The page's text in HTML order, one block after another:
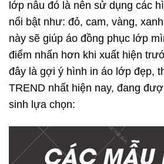
lớp nâu đó là nên sử dụng các
nổi bật như: đỏ, cam, vàng,
này sẽ giúp áo đồng phục lớp
điểm nhấn hơn khi xuất hiện
đây là gợi ý hình in áo lớp đẹp,
TREND nhất hiện nay, đang
sinh lựa chọn: